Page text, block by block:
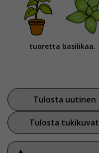
tuoretta basilikaa.
Tulosta uutinen
Tulosta tukikuvat